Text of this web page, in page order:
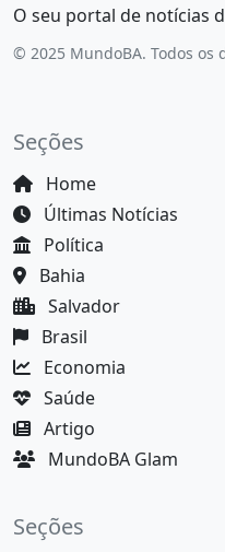
O seu portal de notícias
© 2025 MundoBA. Todos os
Seções
Home
Últimas Notícias
Política
Bahia
Salvador
Brasil
Economia
Saúde
Artigo
MundoBA Glam
Seções